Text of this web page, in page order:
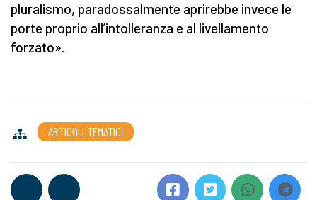
pluralismo, paradossalmente aprirebbe invece le
porte proprio all’intolleranza e al livellamento
forzato».
ARTICOLI TEMATICI